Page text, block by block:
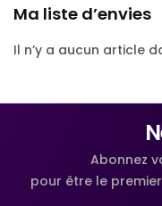
Ma liste d’envies
Il n’y a aucun article
Abonnez
pour être le